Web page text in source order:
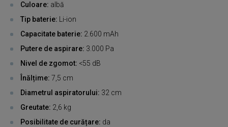
Culoare: albă
Tip baterie: Li-ion
Capacitate baterie: 2.600 mAh
Putere de aspirare: 3.000 Pa
Nivel de zgomot: <55 dB
Înălțime: 7,5 cm
Diametrul aspiratorului: 32 cm
Greutate: 2,6 kg
Posibilitate de curățare: da